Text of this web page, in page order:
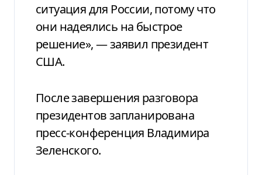
ситуация для России, потому что
они надеялись на быстрое
решение», — заявил президент
США.
После завершения разговора
президентов запланирована
пресс-конференция Владимира
Зеленского.